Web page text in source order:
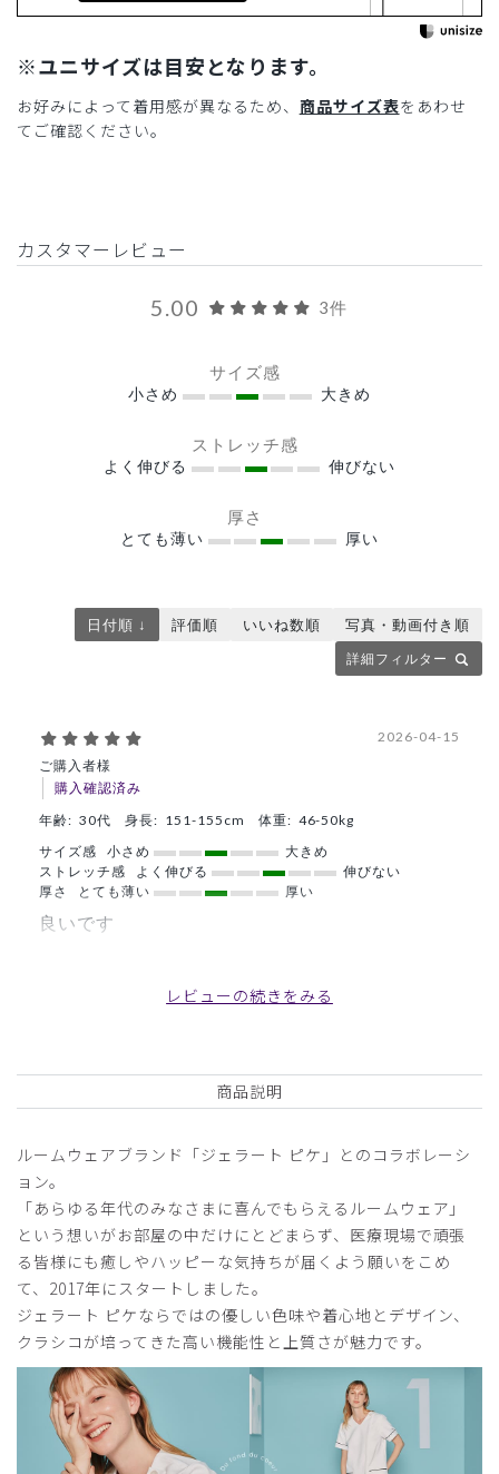
※ユニサイズは目安となります。
お好みによって着用感が異なるため、 商品サイズ表をあわせ
てご確認ください。
カスタマーレビュー
5.00 3件
サイズ感
小さめ 大きめ
ストレッチ感
よく伸びる 伸びない
厚さ
とても薄い 厚い
詳細フィルター
日付順 ↓ 評価順 いいね数順 写真・動画付き順
ご購入者様
購入確認済み
2026-04-15
年齢: 30代 身長: 151-155cm 体重: 46-50kg
サイズ感
小さめ
大きめ
ストレッチ感
よく伸びる
伸びない
厚さ
とても薄い 厚い
良いです
にこ様
2025-04-08
年齢: 30代 身長: 150cm以下
ジェラピケ白衣
生地がしっかりしていて
型崩れしにくい！羽織るだけで高級感もでてとても気に入り
ました！
商品：S21ジェラート ピケ&クラシコ 白衣:パイピング
ショートコート/ネイビー/M
レビューの続きをみる
商品説明
ルームウェアブランド「ジェラート ピケ」とのコラボレーシ
ョン。
「あらゆる年代のみなさまに喜んでもらえるルームウェア」
という想いがお部屋の中だけにとどまらず、医療現場で頑張
る皆様にも癒しやハッピーな気持ちが届くよう願いをこめ
て、2017年にスタートしました。
ジェラート ピケならではの優しい色味や着心地とデザイン、
クラシコが培ってきた高い機能性と上質さが魅力です。